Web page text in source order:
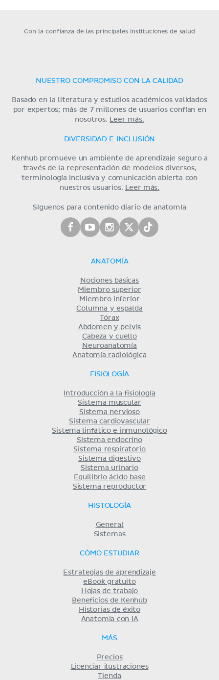
Con la confianza de las principales instituciones de salud
NUESTRO COMPROMISO CON LA CALIDAD
Basado en la literatura y estudios académicos validados
por expertos; más de 7 millones de usuarios confían en
nosotros.
Leer más.
DIVERSIDAD E INCLUSIÓN
Kenhub promueve un ambiente de aprendizaje seguro a
través de la representación de modelos diversos,
terminología inclusiva y comunicación abierta con
nuestros usuarios.
Leer más.
Síguenos para contenido diario de anatomía
ANATOMÍA
Nociones básicas
Miembro superior
Miembro inferior
Columna y espalda
Tórax
Abdomen y pelvis
Cabeza y cuello
Neuroanatomía
Anatomía radiológica
FISIOLOGÍA
Introducción a la fisiología
Sistema muscular
Sistema nervioso
Sistema cardiovascular
Sistema linfático e inmunológico
Sistema endocrino
Sistema respiratorio
Sistema digestivo
Sistema urinario
Equilibrio ácido base
Sistema reproductor
HISTOLOGÍA
General
Sistemas
CÓMO ESTUDIAR
Estrategias de aprendizaje
eBook gratuito
Hojas de trabajo
Beneficios de Kenhub
Historias de éxito
Anatomia con IA
MÁS
Precios
Licenciar ilustraciones
Tienda